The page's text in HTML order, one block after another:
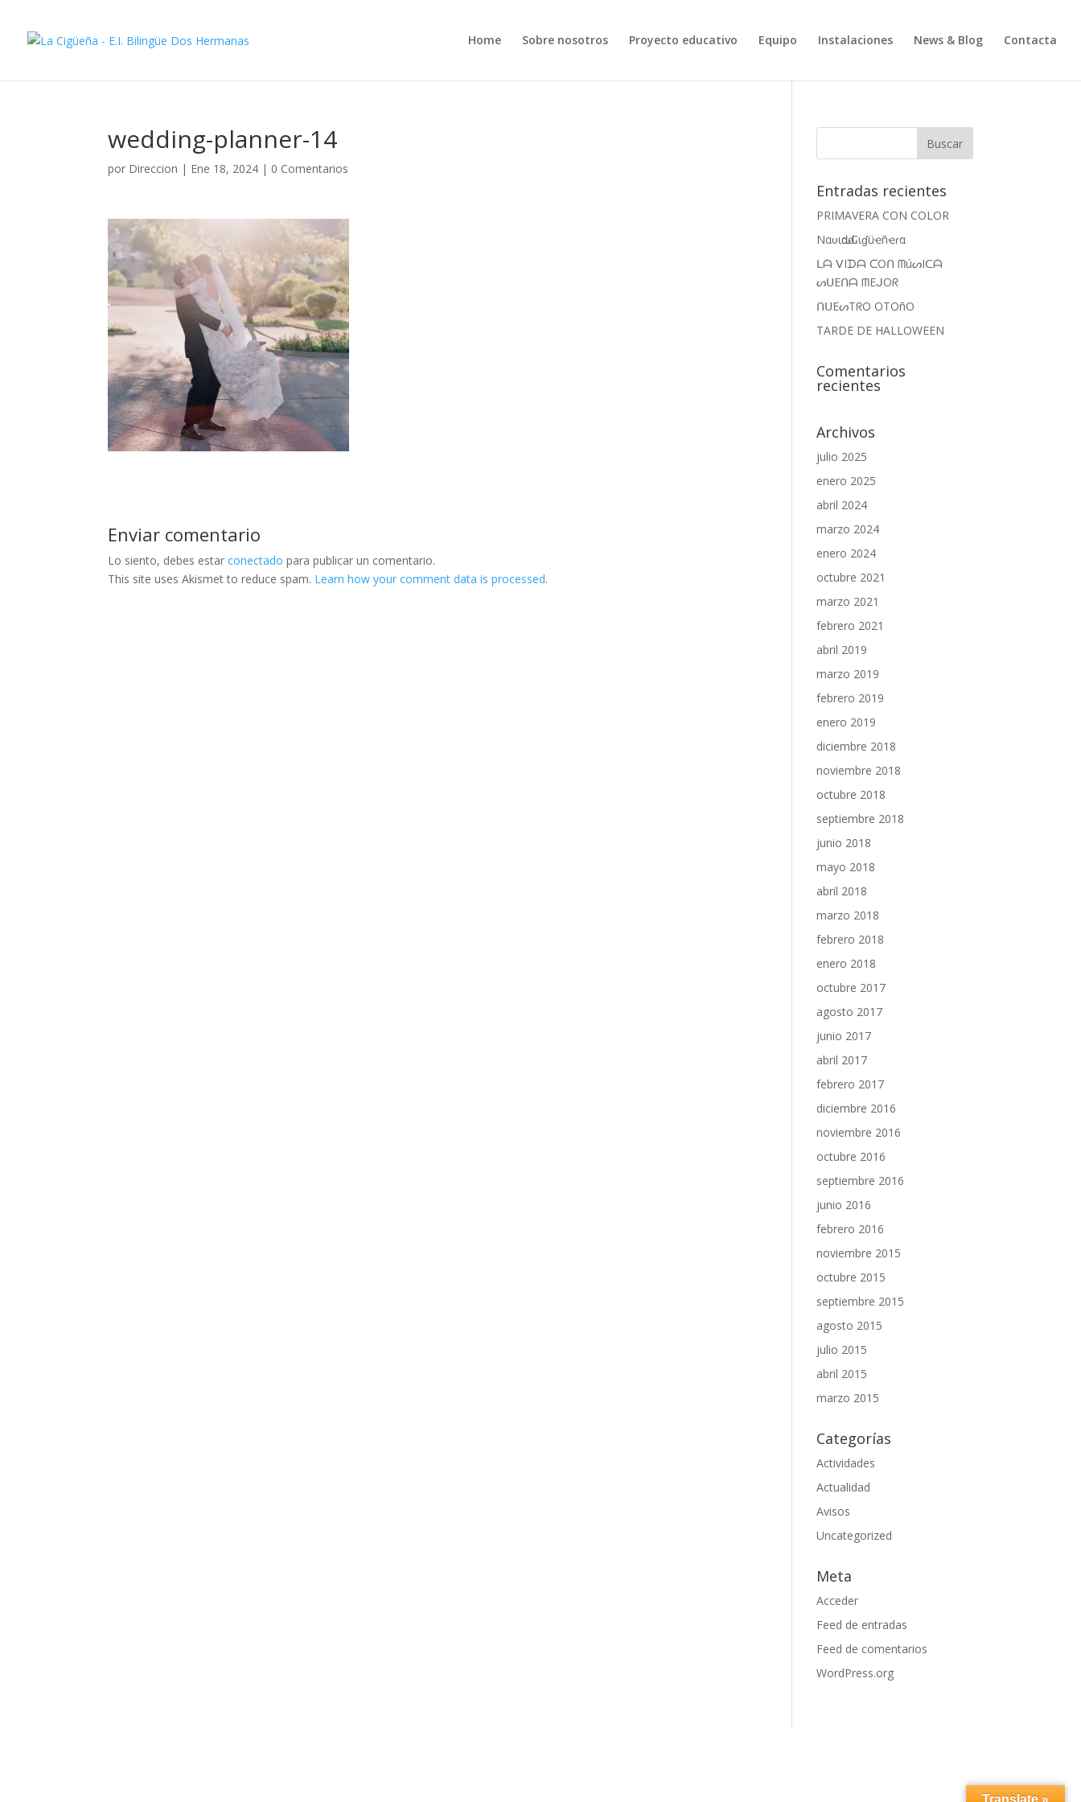
Home Sobre nosotros Proyecto educativo Equipo Instalaciones News & Blog Contacta
wedding-planner-14
por Direccion | Ene 18, 2024 | 0 Comentarios
Enviar comentario
Lo siento, debes estarconectado para publicar un comentario.
This site uses Akismet to reduce spam. Learn how your comment data is processed.
Entradas recientes
PRIMAVERA CON COLOR
Nαʋιԃαԃ Cιɠüҽñҽɾα
ᒪᗩ ᐯIᗪᗩ ᑕOᑎ ᗰúᔕIᑕᗩ
ᔕᑌEᑎᗩ ᗰEᒍOᖇ
ᑎᑌEᔕTᖇO OTOñO
TARDE DE HALLOWEEN
Comentarios
recientes
Archivos
julio 2025
enero 2025
abril 2024
marzo 2024
enero 2024
octubre 2021
marzo 2021
febrero 2021
abril 2019
marzo 2019
febrero 2019
enero 2019
diciembre 2018
noviembre 2018
octubre 2018
septiembre 2018
junio 2018
mayo 2018
abril 2018
marzo 2018
febrero 2018
enero 2018
octubre 2017
agosto 2017
junio 2017
abril 2017
febrero 2017
diciembre 2016
noviembre 2016
octubre 2016
septiembre 2016
junio 2016
febrero 2016
noviembre 2015
octubre 2015
septiembre 2015
agosto 2015
julio 2015
abril 2015
marzo 2015
Categorías
Actividades
Actualidad
Avisos
Uncategorized
Meta
Acceder
Feed de entradas
Feed de comentarios
WordPress.org
Translate »